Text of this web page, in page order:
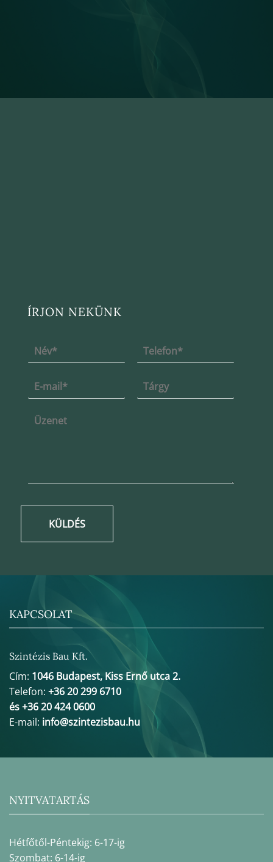
ÍRJON NEKÜNK
KÜLDÉS
KAPCSOLAT
Szintézis Bau Kft.
Cím: 1046 Budapest, Kiss Ernő utca 2.
Telefon: +36 20 299 6710
és +36 20 424 0600
E-mail: info@szintezisbau.hu
NYITVATARTÁS
Hétfőtől-Péntekig: 6-17-ig
Szombat: 6-14-ig